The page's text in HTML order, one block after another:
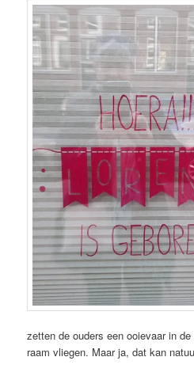
zetten de ouders een ooievaar in
raam vliegen. Maar ja, dat kan